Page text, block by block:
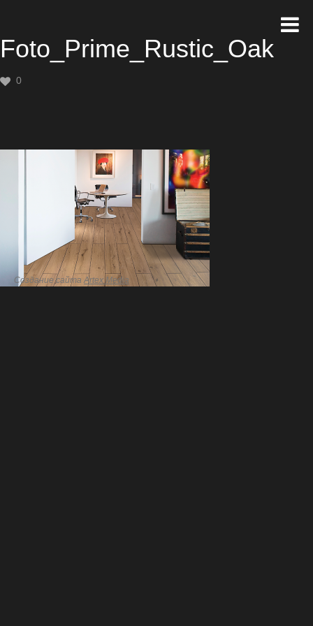
Foto_Prime_Rustic_Oak
0
Создание сайтаArtex Media